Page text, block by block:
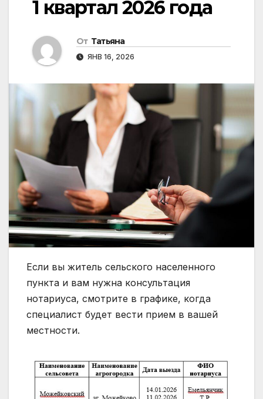
1 квартал 2026 года
От Татьяна
ЯНВ 16, 2026
Если вы житель сельского населенного
пункта и вам нужна консультация
нотариуса, смотрите в графике, когда
специалист будет вести прием в вашей
местности.